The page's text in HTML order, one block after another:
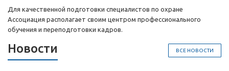
Для качественной подготовки специалистов по охране
Ассоциация располагает своим центром профессионального
обучения и переподготовки кадров.
ВСЕ НОВОСТИ
Новости